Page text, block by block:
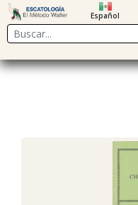
Español
Buscar